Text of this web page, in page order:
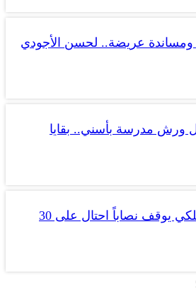
ومساندة عريضة.. لحسن الأجودي
ورش مدرسة بأسني.. بقايا
شيشاوة.. الدرك الملكي يوقف نصاباً احتال على 30